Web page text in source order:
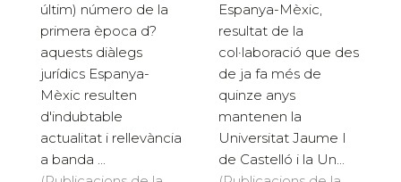
últim) número de la
primera època d?
aquests diàlegs
jurídics Espanya-
Mèxic resulten
d'indubtable
actualitat i rellevància
a banda ...
Espanya-Mèxic,
resultat de la
col·laboració que des
de ja fa més de
quinze anys
mantenen la
Universitat Jaume I
de Castelló i la Un...